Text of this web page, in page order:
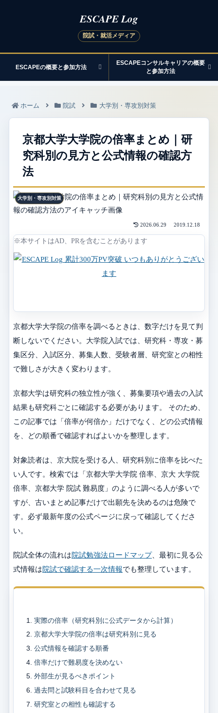
ESCAPEの概要と参加方法
ESCAPEコンサルキャリアの概要
と参加方法
ホーム 院試 大学別・専攻別対策
京都大学大学院の倍率まとめ｜研
究科別の見方と公式情報の確認方
法
大学別・専攻別対策
2026.06.29 2019.12.18
※本サイトはAD、PRを含むことがあります
京都大学大学院の倍率を調べるときは、数字だけを見て判
断しないでください。大学院入試では、研究科・専攻・募
集区分、入試区分、募集人数、受験者層、研究室との相性
で難しさが大きく変わります。
京都大学は研究科の独立性が強く、募集要項や過去の入試
結果も研究科ごとに確認する必要があります。 そのため、
この記事では「倍率が何倍か」だけでなく、どの公式情報
を、どの順番で確認すればよいかを整理します。
対象読者は、京大院を受ける人、研究科別に倍率を比べた
い人です。検索では「京都大学大学院 倍率、京大 大学院
倍率、京都大学 院試 難易度」のように調べる人が多いで
すが、古いまとめ記事だけで出願先を決めるのは危険で
す。必ず最新年度の公式ページに戻って確認してくださ
い。
院試全体の流れは院試勉強法ロードマップ、最初に見る公
式情報は院試で確認する一次情報でも整理しています。
実際の倍率（研究科別に公式データから計算）
京都大学大学院の倍率は研究科別に見る
公式情報を確認する順番
倍率だけで難易度を決めない
外部生が見るべきポイント
過去問と試験科目を合わせて見る
研究室との相性も確認する